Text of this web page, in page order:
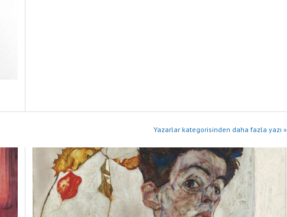
Yazarlar kategorisinden daha fazla yazı »